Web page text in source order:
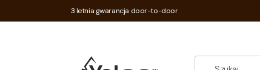
3 letnia gwarancja door-to-door